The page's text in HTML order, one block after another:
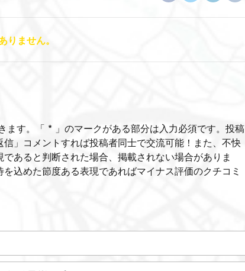
りません。
ます。「 * 」のマークがある部分は入力必須です。投稿
」コメントすれば投稿者同士で交流可能！また、不快
あると判断された場合、掲載されない場合がありま
込めた節度ある表現であればマイナス評価のクチコミ